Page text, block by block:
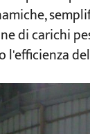
di carichi
l'efficienza